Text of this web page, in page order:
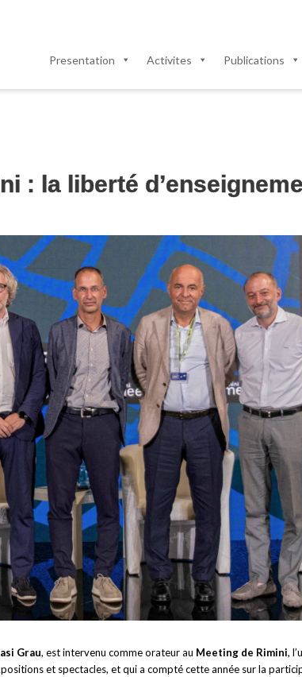
Presentation Activites Publications
: la liberté
Grau, est intervenu comme orateur au Meeting de Rimini,
et spectacles, et qui a compté cette année sur la